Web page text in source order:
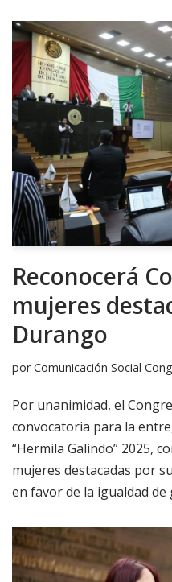
Reconocerá
mujeres
Durango
porComunicación Social
Por unanimidad, el
convocatoria para la
“Hermila Galindo” 2025,
mujeres destacadas por
en favor de la igualdad